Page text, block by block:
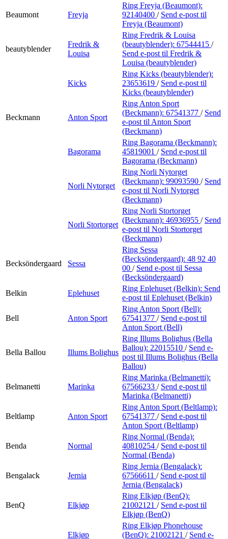
Beaumont Freyja
Ring Freyja (Beaumont):
92140400 / Send e-post til
Freyja (Beaumont)
beautyblender
Fredrik &
Louisa
Ring Fredrik & Louisa
(beautyblender): 67544415 /
Send e-post til Fredrik &
Louisa (beautyblender)
Kicks
Ring Kicks (beautyblender):
23653619 / Send e-post til
Kicks (beautyblender)
Beckmann Anton Sport
Ring Anton Sport
(Beckmann): 67541377 / Send
e-post til Anton Sport
(Beckmann)
Bagorama
Ring Bagorama (Beckmann):
45819001 / Send e-post til
Bagorama (Beckmann)
Norli Nytorget
Ring Norli Nytorget
(Beckmann): 99093590 / Send
e-post til Norli Nytorget
(Beckmann)
Norli Stortorget
Ring Norli Stortorget
(Beckmann): 46936955 / Send
e-post til Norli Stortorget
(Beckmann)
Becksöndergaard Sessa
Ring Sessa
(Becksöndergaard): 48 92 40
00 / Send e-post til Sessa
(Becksöndergaard)
Belkin
Eplehuset
Ring Eplehuset (Belkin): Send
e-post til Eplehuset (Belkin)
Bell Anton Sport
Ring Anton Sport (Bell):
67541377 / Send e-post til
Anton Sport (Bell)
Bella Ballou Illums Bolighus
Ring Illums Bolighus (Bella
Ballou): 22015510 / Send e-
post til Illums Bolighus (Bella
Ballou)
Belmanetti Marinka
Ring Marinka (Belmanetti):
67566233 / Send e-post til
Marinka (Belmanetti)
Beltlamp Anton Sport
Ring Anton Sport (Beltlamp):
67541377 / Send e-post til
Anton Sport (Beltlamp)
Benda Normal
Ring Normal (Benda):
40810254 / Send e-post til
Normal (Benda)
Bengalack Jernia
Ring Jernia (Bengalack):
67566611 / Send e-post til
Jernia (Bengalack)
BenQ Elkjøp
Ring Elkjøp (BenQ):
21002121 / Send e-post til
Elkjøp (BenQ)
Elkjøp
Ring Elkjøp Phonehouse
(BenQ): 21002121 / Send e-